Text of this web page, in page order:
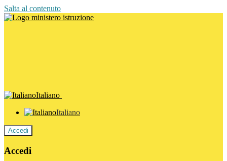
Salta al contenuto
Italiano
Italiano
Accedi
Accedi